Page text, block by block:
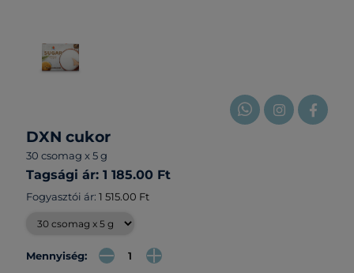
DXN cukor
30 csomag x 5 g
Tagsági ár: 1 185.00 Ft
Fogyasztói ár: 1 515.00 Ft
Mennyiség: